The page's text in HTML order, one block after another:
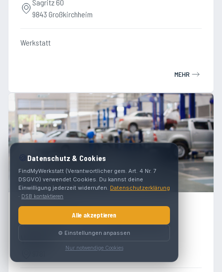
Sagritz 60
9843 Großkirchheim
Werkstatt
MEHR
Karosserie- und Lackierzentrum
Winkler
🍪 Datenschutz & Cookies
FindMyWerkstatt (Verantwortlicher gem. Art. 4 Nr. 7
DSGVO) verwendet Cookies. Du kannst deine
Einwilligung jederzeit widerrufen. Datenschutzerklärung
· DSB kontaktieren
Alle akzeptieren
⚙️ Einstellungen anpassen
Nur notwendige Cookies